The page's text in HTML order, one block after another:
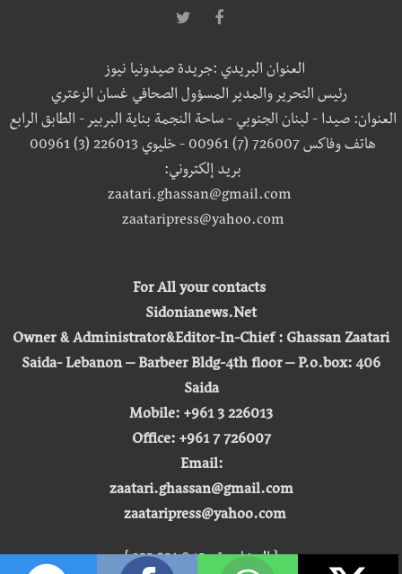
العنوان البريدي :جريدة صيدونيا نيوز
رئيس التحرير والمدير المسؤول الصحافي غسان الزعتري
العنوان: صيدا - لبنان الجنوبي - ساحة النجمة بناية البربير - الطابق الرابع
هاتف وفاكس 726007 (7) 00961 - خليوي 226013 (3) 00961
بريد إلكتروني:
zaatari.ghassan@gmail.com
zaataripress@yahoo.com
For All your contacts
Sidonianews.Net
Owner & Administrator&Editor-In-Chief : Ghassan Zaatari
Saida- Lebanon – Barbeer Bldg-4th floor – P.o.box: 406
Saida
Mobile: +961 3 226013
Office: +961 7 726007
Email:
zaatari.ghassan@gmail.com
zaataripress@yahoo.com
[ المشاهدة : 255,351,045 ]